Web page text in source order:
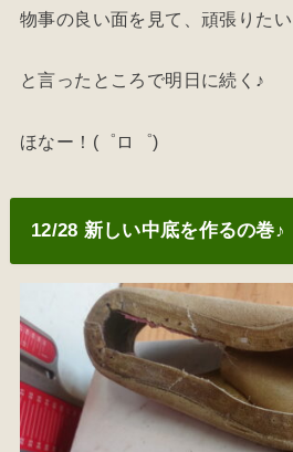
物事の良い面を見て、頑張りた
と言ったところで明日に続く♪
ほなー！(゜ロ゜)
12/28 新しい中底を作るの巻♪